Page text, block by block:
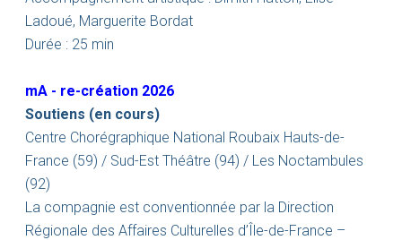
Ladoué, Marguerite Bordat
Durée : 25 min
mA - re-création 2026
Soutiens (en cours)
Centre Chorégraphique National Roubaix Hauts-de-
France (59) / Sud-Est Théâtre (94) / Les Noctambules
(92)
La compagnie est conventionnée par la Direction
Régionale des Affaires Culturelles d’Île-de-France –